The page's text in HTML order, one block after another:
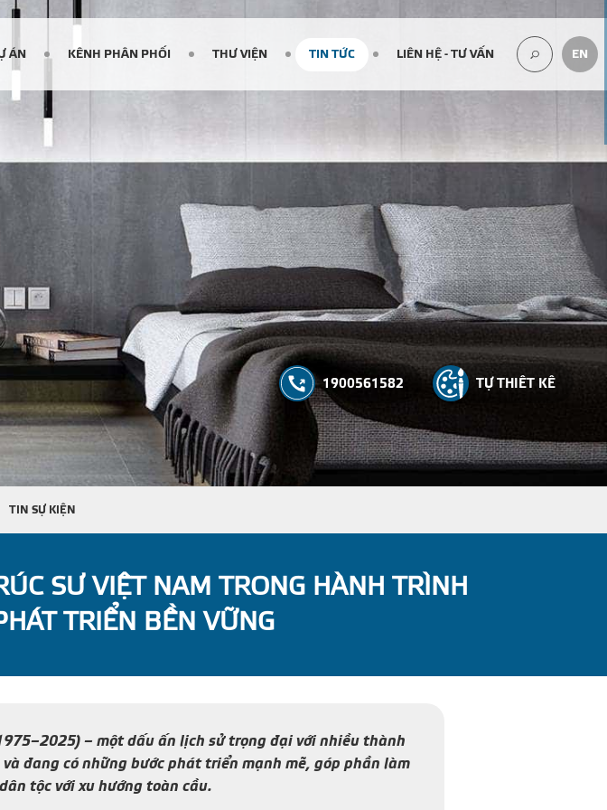
ÁN KÊNH PHÂN PHỐI THƯ VIỆN TIN TỨC LIÊN HỆ - TƯ VẤN EN
1900561582 TỰ THIẾT KẾ
TIN SỰ KIỆN
SƯ VIỆT NAM TRONG HÀNH TRÌNH
TRIỂN BỀN VỮNG
– một dấu ấn lịch sử trọng đại với nhiều thành
đang có những bước phát triển mạnh mẽ, góp phần làm
tộc với xu hướng toàn cầu.